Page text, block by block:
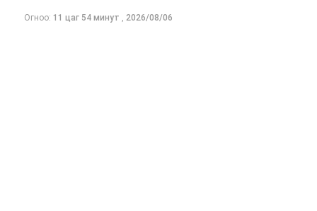
боломжтойгэж Нийслэлийн үйлчилгээний нэгдсэн
Огноо: 11 цаг 54 минут , 2026/08/06